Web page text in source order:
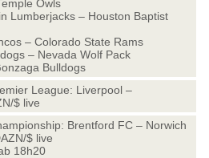
Owls
Lumberjacks – Houston Baptist
– Colorado State Rams
– Nevada Wolf Pack
Bulldogs
League: Liverpool –
$ live
Brentford FC – Norwich
$ live
18h20